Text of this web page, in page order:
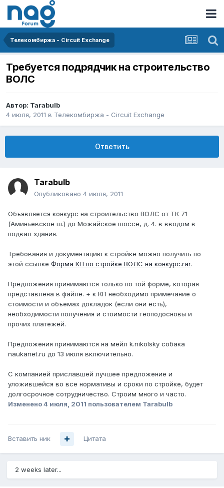
Телекомбиржа - Circuit Exchange
Требуется подрядчик на строительство
ВОЛС
Автор: Tarabulb
4 июля, 2011 в Телекомбиржа - Circuit Exchange
Ответить
Tarabulb
Опубликовано 4 июля, 2011
Объявляется конкурс на строительство ВОЛС от ТК 71
(Аминьевское ш.) до Можайское шоссе, д. 4. в вводом в
подвал здания.
Требования и документацию к стройке можно получить по
этой ссылке Форма КП по стройке ВОЛС на конкурс.rar.
Предложения принимаются только по той форме, которая
представлена в файле. + к КП необходимо примечание о
стоимости и объемах докладок (если они есть),
необходимости получения и стоимости геоподосновы и
прочих платежей.
Предложения принимаются на мейл k.nikolsky собака
naukanet.ru до 13 июля включительно.
С компанией приславшей лучшее предложение и
уложившейся во все нормативы и сроки по стройке, будет
долгосрочное сотрудничество. Строим много и часто.
Изменено4 июля, 2011 пользователем Tarabulb
Вставить ник Цитата
2 weeks later...